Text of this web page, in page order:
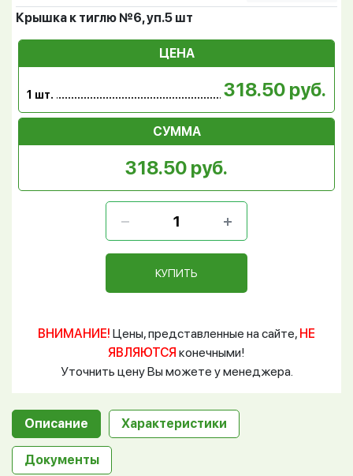
Крышка к тиглю №6, уп.5 шт
ЦЕНА
1 шт. 318.50 руб.
СУММА
318.50 руб.
КУПИТЬ
ВНИМАНИЕ! Цены, представленные на сайте, НЕ
ЯВЛЯЮТСЯ конечными!
Уточнить цену Вы можете у менеджера.
Описание Характеристики
Документы